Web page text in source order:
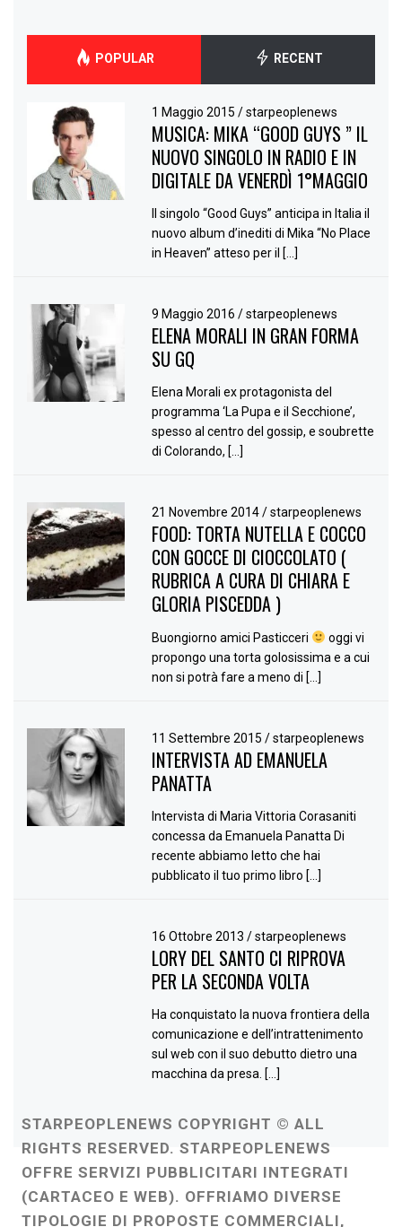
POPULAR RECENT
1 Maggio 2015/ starpeoplenews
MUSICA: MIKA “GOOD GUYS ” IL
NUOVO SINGOLO IN RADIO E IN
DIGITALE DA VENERDÌ 1°MAGGIO
Il singolo “Good Guys” anticipa in Italia il
nuovo album d’inediti di Mika “No Place
in Heaven” atteso per il […]
9 Maggio 2016/ starpeoplenews
ELENA MORALI IN GRAN FORMA
SU GQ
Elena Morali ex protagonista del
programma ‘La Pupa e il Secchione’,
spesso al centro del gossip, e soubrette
di Colorando, […]
21 Novembre 2014/ starpeoplenews
FOOD: TORTA NUTELLA E COCCO
CON GOCCE DI CIOCCOLATO (
RUBRICA A CURA DI CHIARA E
GLORIA PISCEDDA )
Buongiorno amici Pasticceri
oggi vi
propongo una torta golosissima e a cui
non si potrà fare a meno di […]
11 Settembre 2015/ starpeoplenews
INTERVISTA AD EMANUELA
PANATTA
Intervista di Maria Vittoria Corasaniti
concessa da Emanuela Panatta Di
recente abbiamo letto che hai
pubblicato il tuo primo libro […]
16 Ottobre 2013/ starpeoplenews
LORY DEL SANTO CI RIPROVA
PER LA SECONDA VOLTA
Ha conquistato la nuova frontiera della
comunicazione e dell’intrattenimento
sul web con il suo debutto dietro una
macchina da presa. […]
STARPEOPLENEWS COPYRIGHT © ALL
RIGHTS RESERVED. STARPEOPLENEWS
OFFRE SERVIZI PUBBLICITARI INTEGRATI
(CARTACEO E WEB). OFFRIAMO DIVERSE
TIPOLOGIE DI PROPOSTE COMMERCIALI,